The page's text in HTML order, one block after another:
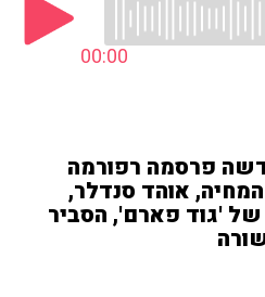
00:00
פרסמה רפורמה
אוהד סנדלר,
'גוד פארם', הסביר